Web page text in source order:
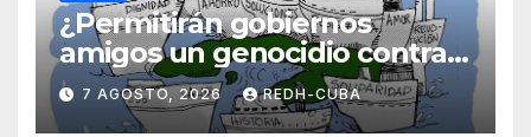
¿Permitirán gobiernos
amigos un genocidio contra
Cuba? Por Hedelberto López
Blanch
7 AGOSTO, 2026 REDH-CUBA